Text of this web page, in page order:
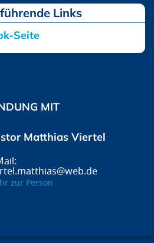
Seite
MIT
Matthias Viertel
zur Person